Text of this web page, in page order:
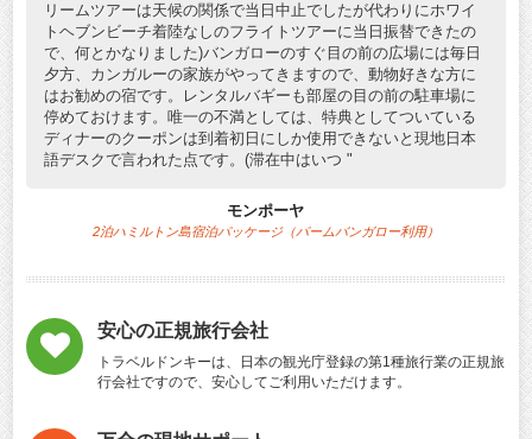
リームツアーは天候の関係で当日中止でしたが代わりにホワイ
トヘブンビーチ着陸なしのフライトツアーに当日振替できたの
で、何とかなりました)バンガローのすぐ目の前の広場には毎日
夕方、カンガルーの家族がやってきますので、動物好きな方に
はお勧めの宿です。レンタルバギーも部屋の目の前の駐車場に
停めておけます。唯一の不満としては、特典としてついている
ディナーのクーポンは到着初日にしか使用できないと現地日本
語デスクで言われた点です。(滞在中はいつ
モンポーヤ
2泊ハミルトン島宿泊パッケージ（パームバンガロー利用）
安心の正規旅行会社
トラベルドンキーは、日本の観光庁登録の第1種旅行業の正規旅
行会社ですので、安心してご利用いただけます。